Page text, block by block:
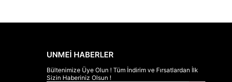
UNMEİ HABERLER
Bültenimize Üye Olun ! Tüm İndirim ve Fırsatlardan İlk
Sizin Haberiniz Olsun !